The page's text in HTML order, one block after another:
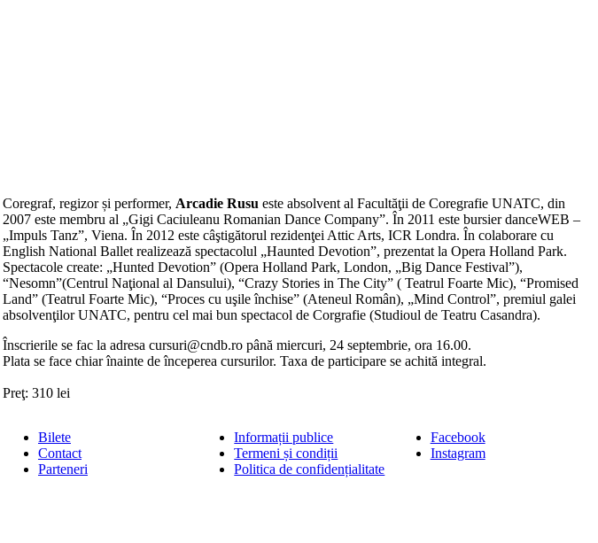
Coregraf, regizor și performer, Arcadie Rusu este absolvent al Facultăţii de Coregrafie UNATC, din
2007 este membru al „Gigi Caciuleanu Romanian Dance Company”. În 2011 este bursier danceWEB –
„Impuls Tanz”, Viena. În 2012 este câştigătorul rezidenţei Attic Arts, ICR Londra. În colaborare cu
English National Ballet realizează spectacolul „Haunted Devotion”, prezentat la Opera Holland Park.
Spectacole create: „Hunted Devotion” (Opera Holland Park, London, „Big Dance Festival”),
“Nesomn”(Centrul Naţional al Dansului), “Crazy Stories in The City” ( Teatrul Foarte Mic), “Promised
Land” (Teatrul Foarte Mic), “Proces cu uşile închise” (Ateneul Român), „Mind Control”, premiul galei
absolvenţilor UNATC, pentru cel mai bun spectacol de Corgrafie (Studioul de Teatru Casandra).
Înscrierile se fac la adresa cursuri@cndb.ro până miercuri, 24 septembrie, ora 16.00.
Plata se face chiar înainte de începerea cursurilor. Taxa de participare se achită integral.
Preţ: 310 lei
Bilete
Contact
Parteneri
Informații publice
Termeni și condiții
Politica de confidențialitate
Facebook
Instagram